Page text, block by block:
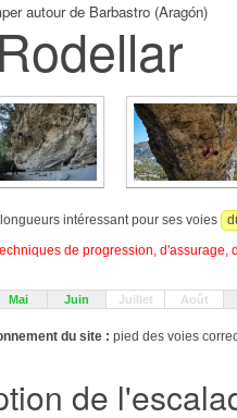
autour de Barbastro (Aragón)
Rodellar
intéressant pour ses voies
de progression, d'assurage,
Mai Juin Juillet Août
du site : pied des voies
de